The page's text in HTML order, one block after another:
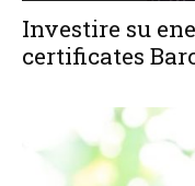
Investire su
certificates